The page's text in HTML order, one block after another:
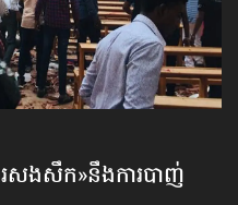
រ​សងសឹក»នឹងការបាញ់